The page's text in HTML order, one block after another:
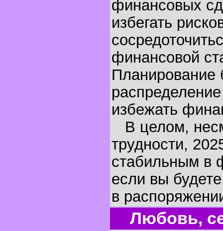
финансовых
избегать
финансовой
Планирование
избежать
В целом,
трудности,
стабильным в
если вы
в
Любовь,